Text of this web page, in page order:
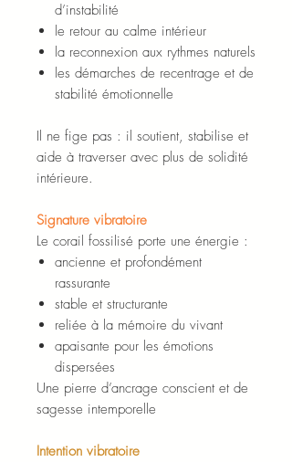
d’instabilité
le retour au calme intérieur
la reconnexion aux rythmes naturels
les démarches de recentrage et de
stabilité émotionnelle
Il ne fige pas : il soutient, stabilise et
aide à traverser avec plus de solidité
intérieure.
Signature vibratoire
Le corail fossilisé porte une énergie :
ancienne et profondément
rassurante
stable et structurante
reliée à la mémoire du vivant
apaisante pour les émotions
dispersées
Une pierre d’ancrage conscient et de
sagesse intemporelle
Intention vibratoire